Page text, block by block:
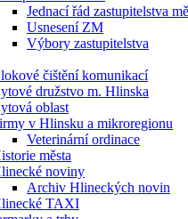
Jednací řád zastupitelstva
Usnesení ZM
Výbory zastupitelstva
čištění komunikací
družstvo m. Hlinska
oblast
v Hlinsku a mikroregionu
Veterinární ordinace
města
noviny
Archiv Hlineckých novin
TAXI